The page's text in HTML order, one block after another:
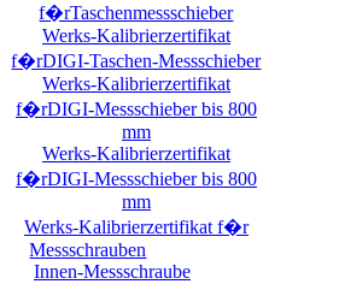
f�rTaschenmessschieber
Werks-Kalibrierzertifikat
f�rDIGI-Taschen-Messschieber
Werks-Kalibrierzertifikat
f�rDIGI-Messschieber bis 800
mm
Werks-Kalibrierzertifikat
f�rDIGI-Messschieber bis 800
mm
Werks-Kalibrierzertifikat f�r
Messschrauben
Innen-Messschraube